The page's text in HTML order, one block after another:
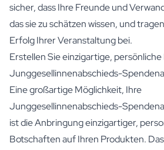
sicher, dass Ihre Freunde und
das sie zu schätzen wissen, und
Erfolg Ihrer Veranstaltung bei.
Erstellen Sie einzigartige,
Junggesellinnenabschieds-
Eine großartige Möglichkeit, Ihre
Junggesellinnenabschieds-
ist die Anbringung einzigartiger,
Botschaften auf Ihren Produkten.